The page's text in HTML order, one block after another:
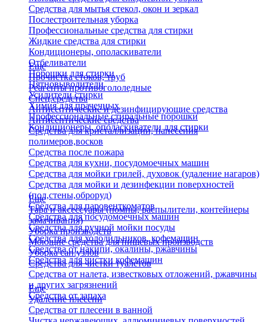
Средства для мытья стекол, окон и зеркал
Послестроительная уборка
Профессиональные средства для стирки
Жидкие средства для стирки
Кондиционеры, ополаскиватели
Отбеливатели
Порошки для стирки
Пятновыводители
Усилители стирки
Химия для прачечных
Профессиональные стиральные порошки
Кондиционеры, ополаскиватели для стирки
Еще
Прочистка стоков, труб
Реагенты противогололедные
Спец.средства
Антисептические и дезинфицирующие средства
Антисептические средства
Средства для кристаллизации, нанесения
полимеров,восков
Средства после пожара
Средства для кухни, посудомоечных машин
Средства для мойки грилей, духовок (удаление нагаров)
Средства для мойки и дезинфекции поверхностей
(пол,стены,оброруд)
Средства для паровенткоматов
Средства для посудомоечных машин
Средства для ручной мойки посуды
Средства для холодильников, кофемашин
Средства от накипи, окалины, ржавчины
Средства для чистки кофемашин
Еще
Тара и аксессуары (помпы, распылители, контейнеры
замачивания)
Уборка производств
Моющие средства для пищевых производств
Уборка сан.узлов
Средства для чистки туалетов
Средства от налета, известковых отложений, ржавчины
и других загрязнений
Средства от запаха
Еще
Удаление плесени
Средства от плесени в ванной